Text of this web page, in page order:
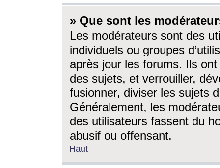
» Que sont les
Les modérateurs sont des
individuels ou groupes
après jour les forums. Ils ont
des sujets, et verrouiller,
fusionner, diviser les sujets
Généralement, les
des utilisateurs fassent du
abusif ou offensant.
Haut